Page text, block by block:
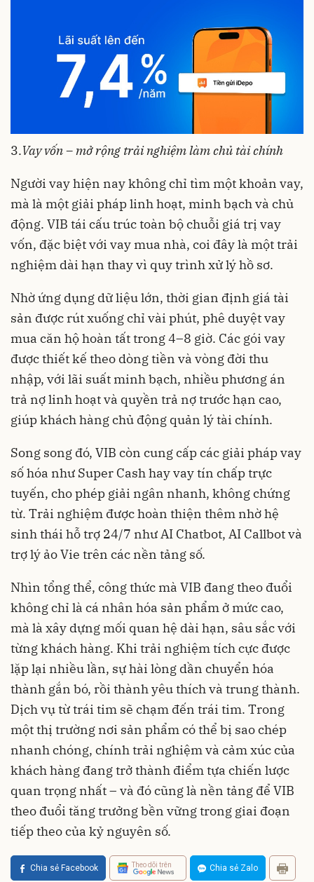
3.Vay vốn – mở rộng trải nghiệm làm chủ tài chính
Người vay hiện nay không chỉ tìm một khoản vay,
mà là một giải pháp linh hoạt, minh bạch và chủ
động. VIB tái cấu trúc toàn bộ chuỗi giá trị vay
vốn, đặc biệt với vay mua nhà, coi đây là một trải
nghiệm dài hạn thay vì quy trình xử lý hồ sơ.
Nhờ ứng dụng dữ liệu lớn, thời gian định giá tài
sản được rút xuống chỉ vài phút, phê duyệt vay
mua căn hộ hoàn tất trong 4–8 giờ. Các gói vay
được thiết kế theo dòng tiền và vòng đời thu
nhập, với lãi suất minh bạch, nhiều phương án
trả nợ linh hoạt và quyền trả nợ trước hạn cao,
giúp khách hàng chủ động quản lý tài chính.
Song song đó, VIB còn cung cấp các giải pháp vay
số hóa như Super Cash hay vay tín chấp trực
tuyến, cho phép giải ngân nhanh, không chứng
từ. Trải nghiệm được hoàn thiện thêm nhờ hệ
sinh thái hỗ trợ 24/7 như AI Chatbot, AI Callbot và
trợ lý ảo Vie trên các nền tảng số.
Nhìn tổng thể, công thức mà VIB đang theo đuổi
không chỉ là cá nhân hóa sản phẩm ở mức cao,
mà là xây dựng mối quan hệ dài hạn, sâu sắc với
từng khách hàng. Khi trải nghiệm tích cực được
lặp lại nhiều lần, sự hài lòng dần chuyển hóa
thành gắn bó, rồi thành yêu thích và trung thành.
Dịch vụ từ trái tim sẽ chạm đến trái tim. Trong
một thị trường nơi sản phẩm có thể bị sao chép
nhanh chóng, chính trải nghiệm và cảm xúc của
khách hàng đang trở thành điểm tựa chiến lược
quan trọng nhất – và đó cũng là nền tảng để VIB
theo đuổi tăng trưởng bền vững trong giai đoạn
tiếp theo của kỷ nguyên số.
Chia sẻ Facebook Theo dõi trên Chia sẻ Zalo